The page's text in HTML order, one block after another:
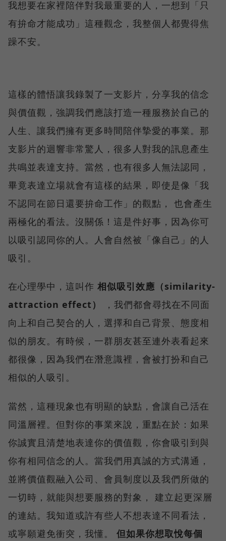
我想要在家裡陪伴對我最重要的人，一想到「只
有拚命才能成功」這種觀念，我整個人都覺得焦
躁不安。
這樣的體悟讓我錄製了一支影片，分享我的信念
與價值觀，強調我們應該打造一種服務於自己的
人生、讓我們擁有更多時間陪伴摯愛的事業。那
支影片的迴響非常驚人，很多人對我的訊息產生
共鳴並表達支持。當然，也有很多人無法認同，
畢竟表達立場就會有這樣的結果，即使是像「我
不認同在節日還要拚命工作」的觀點， 也會產生
兩極化的看法。沒關係！這是件好事，因為你可
以吸引認同你的人。人會自然被「像自己」的人
吸引。
在心理學中，這叫作 相似吸引效應（similarity-
attraction effect）
，我們都會尋找在不同面
向上和自己契合的人，選擇和自己背景、態度相
似的朋友。有時候，一群朋友甚至連外表看起來
都很像，因為我們在潛意識裡，會被打扮和自己
相似的人吸引。
當然，這種現象也有明顯的缺點，會讓自己活在
同溫層裡。但對你的事業來說，重點在於：如果
你誠實且清楚地表達你的價值觀，你會吸引到與
你有相同信念的人。當我們用真誠的方式溝通，
並將價值觀融入公司、會員制度以及我們所做的
一切時，就能與想要服務的對象， 建立起更深層
的連結。我知道或許有些人不想表達不同看法，
或寧願避免衝突，我懂。 但如果你想取悅每個